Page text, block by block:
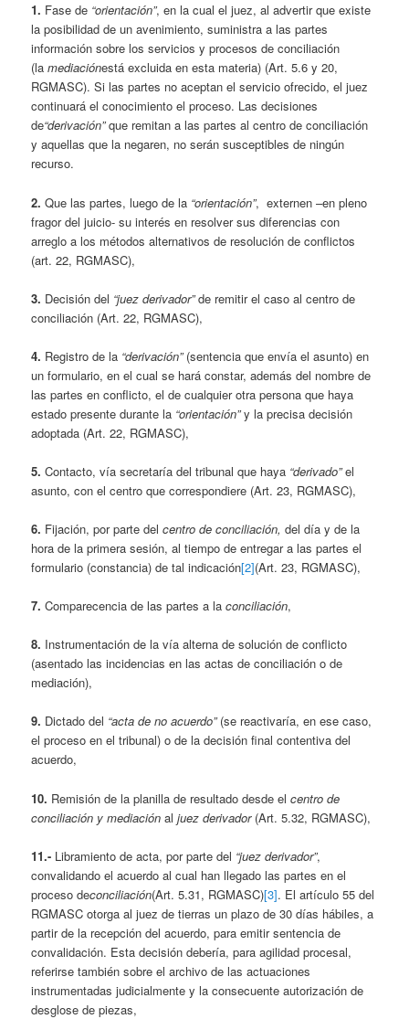
1. Fase de “orientación”, en la cual el juez, al advertir que existe
la posibilidad de un avenimiento, suministra a las partes
información sobre los servicios y procesos de conciliación
(lamediaciónestá excluida en esta materia) (Art. 5.6 y 20,
RGMASC). Si las partes no aceptan el servicio ofrecido, el juez
continuará el conocimiento el proceso. Las decisiones
de“derivación”que remitan a las partes al centro de conciliación
y aquellas que la negaren, no serán susceptibles de ningún
recurso.
2. Que las partes, luego de la “orientación”, externen –en pleno
fragor del juicio- su interés en resolver sus diferencias con
arreglo a los métodos alternativos de resolución de conflictos
(art. 22, RGMASC),
3. Decisión del “juez derivador”de remitir el caso al centro de
conciliación (Art. 22, RGMASC),
4. Registro de la “derivación”(sentencia que envía el asunto) en
un formulario, en el cual se hará constar, además del nombre de
las partes en conflicto, el de cualquier otra persona que haya
estado presente durante la “orientación”y la precisa decisión
adoptada (Art. 22, RGMASC),
5. Contacto, vía secretaría del tribunal que haya “derivado”el
asunto, con el centro que correspondiere (Art. 23, RGMASC),
6. Fijación, por parte delcentro de conciliación,del día y de la
hora de la primera sesión, al tiempo de entregar a las partes el
formulario (constancia) de tal indicación[2](Art. 23, RGMASC),
7. Comparecencia de las partes a laconciliación,
8. Instrumentación de la vía alterna de solución de conflicto
(asentado las incidencias en las actas de conciliación o de
mediación),
9. Dictado del “acta de no acuerdo”(se reactivaría, en ese caso,
el proceso en el tribunal) o de la decisión final contentiva del
acuerdo,
10. Remisión de la planilla de resultado desde elcentro de
conciliación y mediación aljuez derivador(Art. 5.32, RGMASC),
11.- Libramiento de acta, por parte del “juez derivador”,
convalidando el acuerdo al cual han llegado las partes en el
proceso deconciliación(Art. 5.31, RGMASC)[3]. El artículo 55 del
RGMASC otorga al juez de tierras un plazo de 30 días hábiles, a
partir de la recepción del acuerdo, para emitir sentencia de
convalidación. Esta decisión debería, para agilidad procesal,
referirse también sobre el archivo de las actuaciones
instrumentadas judicialmente y la consecuente autorización de
desglose de piezas,